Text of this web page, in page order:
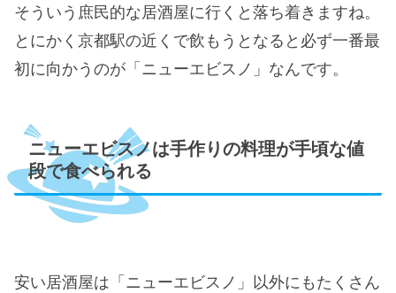
そういう庶民的な居酒屋に行くと落ち着きますね。
とにかく京都駅の近くで飲もうとなると必ず一番最
初に向かうのが「ニューエビスノ」なんです。
ニューエビスノは手作りの料理が手頃な値
段で食べられる
安い居酒屋は「ニューエビスノ」以外にもたくさん